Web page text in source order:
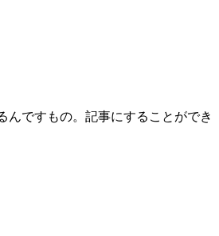
ですもの。記事にすることができ